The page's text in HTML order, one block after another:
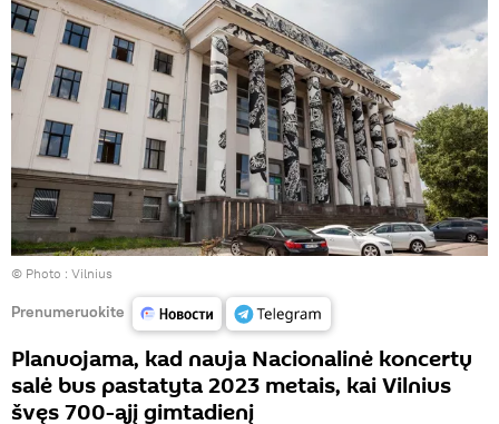
© Photo : Vilnius
Prenumeruokite
Planuojama, kad nauja Nacionalinė koncertų
salė bus pastatyta 2023 metais, kai Vilnius
švęs 700-ąjį gimtadienį